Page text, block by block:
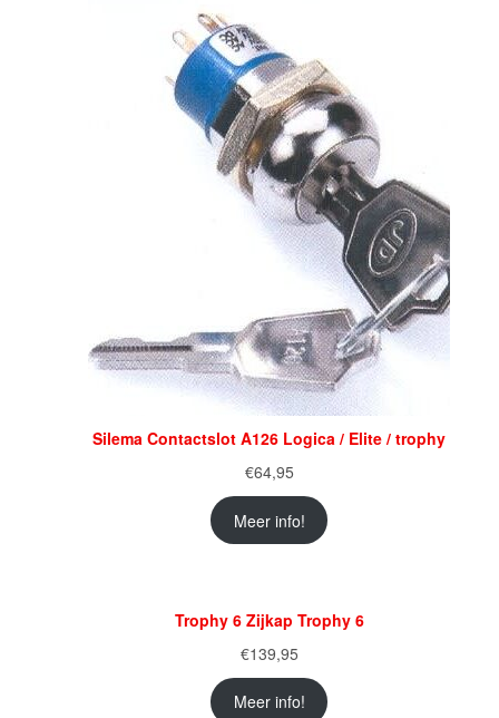
Silema Contactslot A126 Logica / Elite / trophy
€64,95
Meer info!
Trophy 6 Zijkap Trophy 6
€139,95
Meer info!